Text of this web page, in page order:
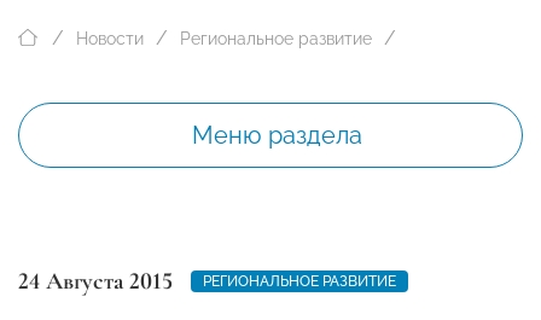
Новости Региональное развитие
Меню раздела
24 Августа 2015 РЕГИОНАЛЬНОЕ РАЗВИТИЕ